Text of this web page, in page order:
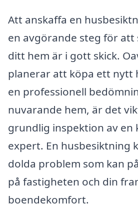
Att anskaffa en
en avgörande steg för att
ditt hem är i gott skick.
planerar att köpa ett nytt
en professionell
nuvarande hem, är det
grundlig inspektion av en
expert. En husbesiktning
dolda problem som kan
på fastigheten och din
boendekomfort.